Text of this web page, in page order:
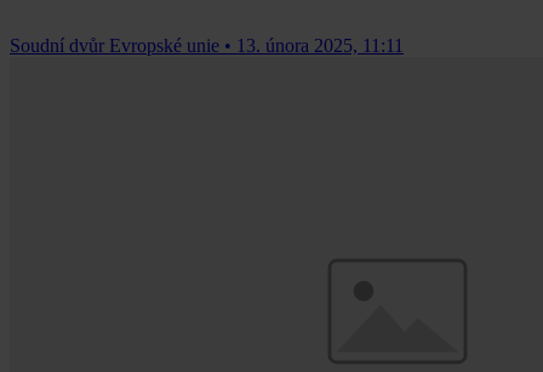
Soudní dvůr Evropské unie • 13. února 2025, 11:11